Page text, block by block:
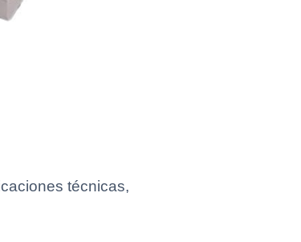
técnicas,